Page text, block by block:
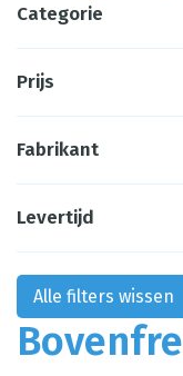
Categorie
Prijs
Fabrikant
Levertijd
Alle filters wissen